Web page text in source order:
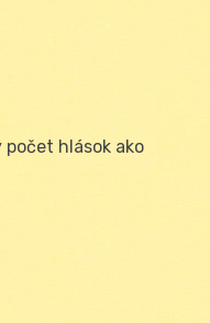
hlások ako